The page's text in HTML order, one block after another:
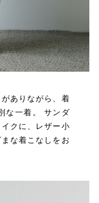
ありながら、着
な一着。 サンダ
クに、レザー小
な着こなしをお